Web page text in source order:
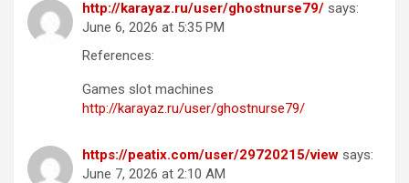
http://karayaz.ru/user/ghostnurse79/ says:
June 6, 2026 at 5:35 PM
References:
Games slot machines
http://karayaz.ru/user/ghostnurse79/
https://peatix.com/user/29720215/view says:
June 7, 2026 at 2:10 AM